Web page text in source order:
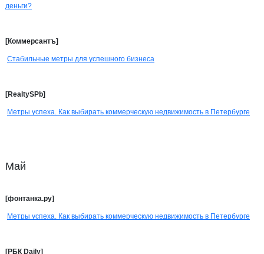
деньги?
[Коммерсантъ]
Стабильные метры для успешного бизнеса
[RealtySPb]
Метры успеха. Как выбирать коммерческую недвижимость в Петербурге
Май
[фонтанка.ру]
Метры успеха. Как выбирать коммерческую недвижимость в Петербурге
[РБК Daily]